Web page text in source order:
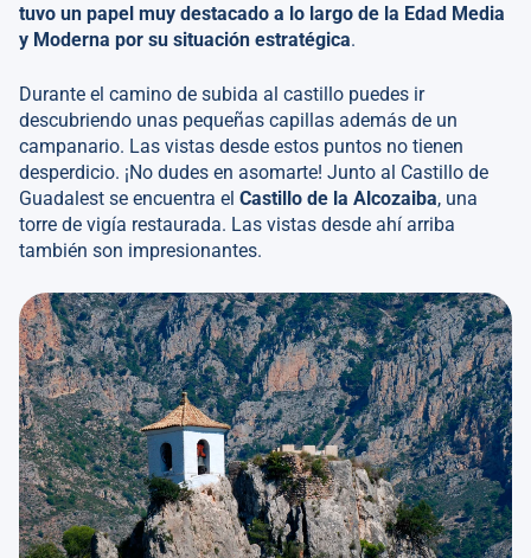
tuvo un papel muy destacado a lo largo de la Edad Media
y Moderna por su situación estratégica.
Durante el camino de subida al castillo puedes ir
descubriendo unas pequeñas capillas además de un
campanario. Las vistas desde estos puntos no tienen
desperdicio. ¡No dudes en asomarte! Junto al Castillo de
Guadalest se encuentra el Castillo de la Alcozaiba, una
torre de vigía restaurada. Las vistas desde ahí arriba
también son impresionantes.